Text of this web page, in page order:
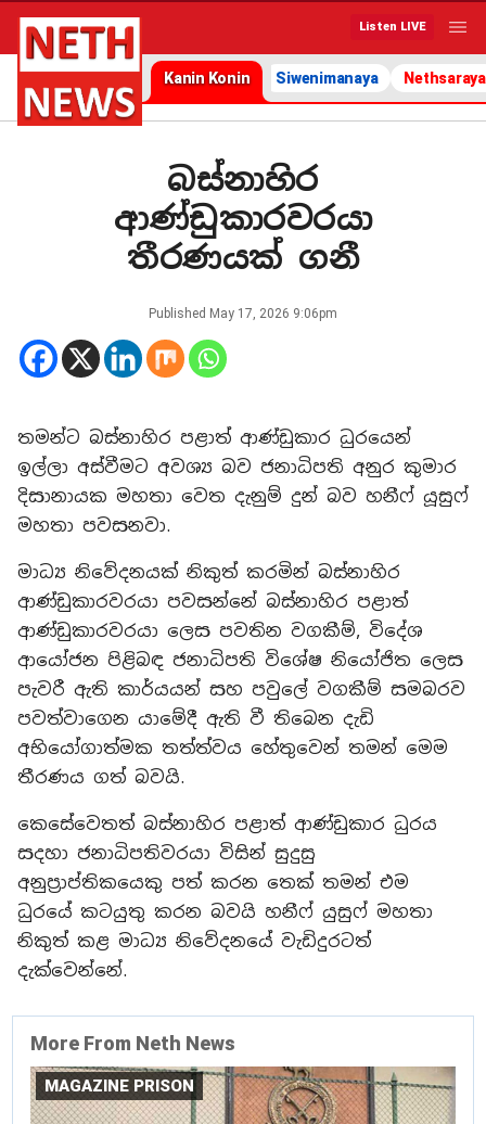
Listen LIVE
Kanin Konin Siwenimanaya Nethsaraya
බස්නාහිර
ආණ්ඩුකාරවරයා
තීරණයක් ගනී
Published May 17, 2026 9:06pm
තමන්ට බස්නාහිර පළාත් ආණ්ඩුකාර ධුරයෙන්
ඉල්ලා අස්වීමට අවශ්‍ය බව ජනාධිපති අනුර කුමාර
දිසානායක මහතා වෙත දැනුම් දුන් බව හනීෆ් යූසුෆ්
මහතා පවසනවා.
මාධ්‍ය නිවේදනයක් නිකුත් කරමින් බස්නාහිර
ආණ්ඩුකාරවරයා පවසන්නේ බස්නාහිර පළාත්
ආණ්ඩුකාරවරයා ලෙස පවතින වගකීම්, විදේශ
ආයෝජන පිළිබඳ ජනාධිපති විශේෂ නියෝජිත ලෙස
පැවරී ඇති කාර්යයන් සහ පවුලේ වගකීම් සමබරව
පවත්වාගෙන යාමේදී ඇති වී තිබෙන දැඩි
අභියෝගාත්මක තත්ත්වය හේතුවෙන් තමන් මෙම
තීරණය ගත් බවයි.
කෙසේවෙතත් බස්නාහිර පළාත් ආණ්ඩුකාර ධුරය
සදහා ජනාධිපතිවරයා විසින් සුදුසු
අනුප්‍රාප්තිකයෙකු පත් කරන තෙක් තමන් එම
ධුරයේ කටයුතු කරන බවයි හනීෆ් යුසුෆ් මහතා
නිකුත් කළ මාධ්‍ය නිවේදනයේ වැඩිදුරටත්
දැක්වෙන්නේ.
More From Neth News
MAGAZINE PRISON